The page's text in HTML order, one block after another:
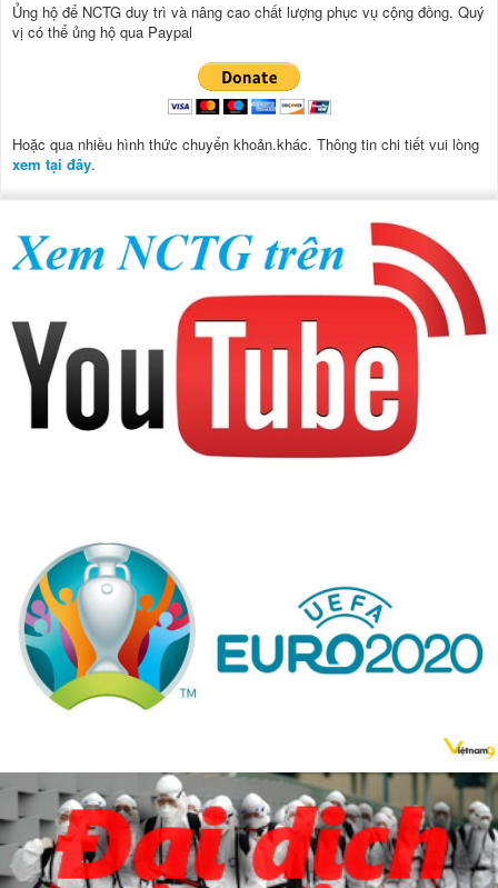
Ủng hộ để NCTG duy trì và nâng cao chất lượng phục vụ cộng đồng. Quý
vị có thể ủng hộ qua Paypal
Hoặc qua nhiều hình thức chuyển khoản.khác. Thông tin chi tiết vui lòng
xem tại đây.